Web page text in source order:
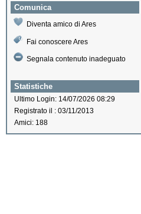
Comunica
Diventa amico di Ares
Fai conoscere Ares
Segnala contenuto inadeguato
Statistiche
Ultimo Login: 14/07/2026 08:29
Registrato il : 03/11/2013
Amici: 188